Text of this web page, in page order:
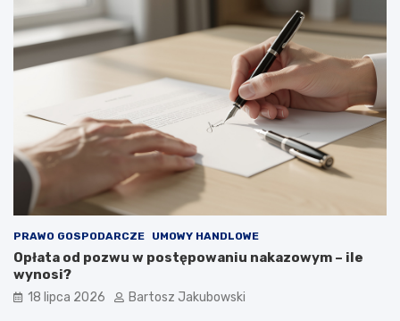
PRAWO GOSPODARCZE UMOWY HANDLOWE
Opłata od pozwu w postępowaniu nakazowym – ile
wynosi?
18 lipca 2026 Bartosz Jakubowski